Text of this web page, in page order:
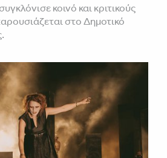
κοινό και κριτικούς
στο Δημοτικό